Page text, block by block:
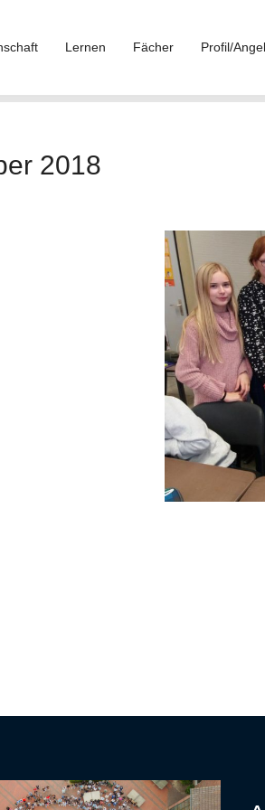
Lernen Fächer Profil/
2018